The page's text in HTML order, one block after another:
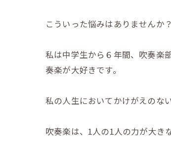
こういった悩みはありませんか？
私は中学生から６年間、吹奏楽
奏楽が大好きです。
私の人生においてかけがえのな
吹奏楽は、1人の1人の力が大き